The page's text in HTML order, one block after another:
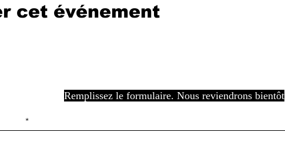
cet événement
Remplissez le formulaire. Nous reviendrons bientôt